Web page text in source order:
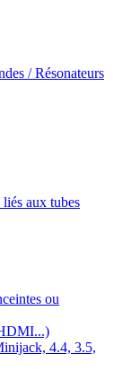
/ Résonateurs
liés aux tubes
ou
4.4, 3.5,